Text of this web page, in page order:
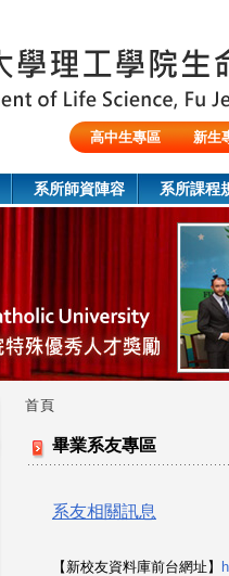
高中生專區
新生
系所師資陣容 系所課程
您
首頁
畢業系友專區
系友相關訊息
【新校友資料庫前台網址】